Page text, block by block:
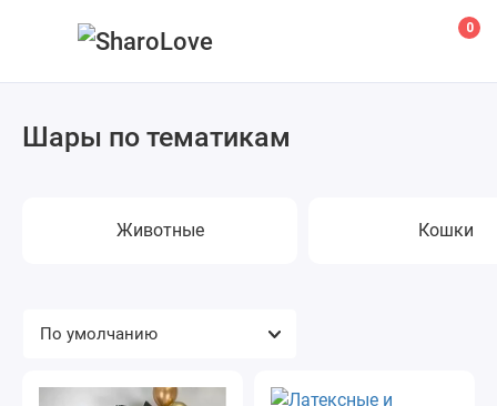
0
Шары по тематикам
Животные Кошки